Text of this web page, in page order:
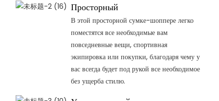
Просторный
В этой просторной сумке-шоппере легко
поместятся все необходимые вам
повседневные вещи, спортивная
экипировка или покупки, благодаря чему у
вас всегда будет под рукой все необходимое
без ущерба стилю.